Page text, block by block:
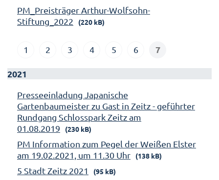
PM_Preisträger Arthur-Wolfsohn-
Stiftung_2022
(220 kB)
1 2 3 4 5 6 7
2021
Presseeinladung Japanische
Gartenbaumeister zu Gast in Zeitz - geführter
Rundgang Schlosspark Zeitz am
01.08.2019
(230 kB)
PM Information zum Pegel der Weißen Elster
am 19.02.2021, um 11.30 Uhr
(138 kB)
5 Stadt Zeitz 2021 (95 kB)